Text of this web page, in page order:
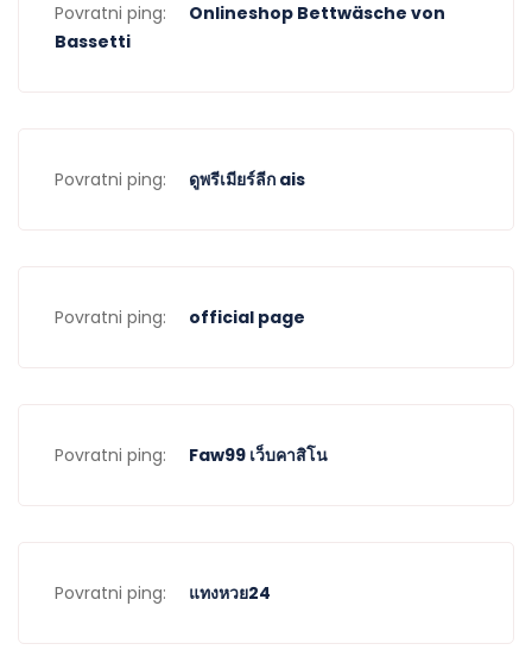
Povratni ping:
Onlineshop Bettwäsche von
Bassetti
Povratni ping: ดูพรีเมียร์ลีก ais
Povratni ping: official page
Povratni ping: Faw99 เว็บคาสิโน
Povratni ping: แทงหวย24